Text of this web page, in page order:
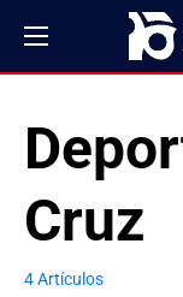
Cruz
4 Artículos